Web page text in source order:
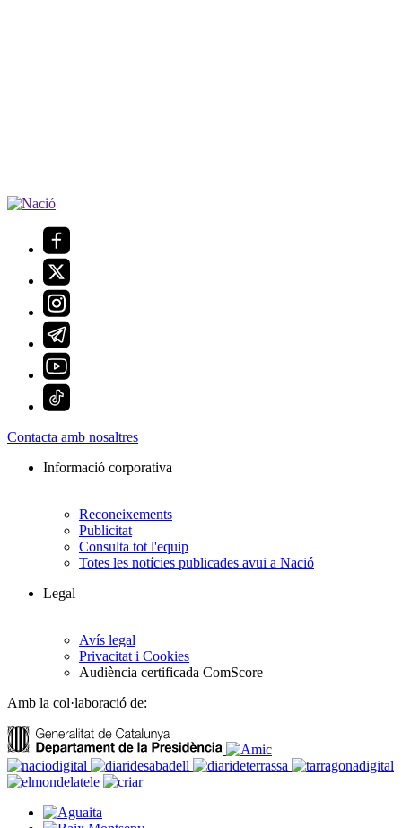
Contacta amb nosaltres
Informació corporativa
Reconeixements
Publicitat
Consulta tot l'equip
Totes les notícies publicades avui a Nació
Legal
Avís legal
Privacitat i Cookies
Audiència certificada ComScore
Amb la col·laboració de: